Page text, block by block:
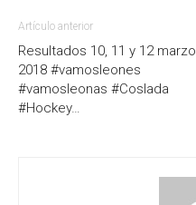
Artículo anterior
Resultados 10, 11 y 12 marzo
2018 #vamosleones
#vamosleonas #Coslada
#Hockey…